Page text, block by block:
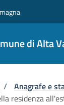
di Alta
pane
/ Anagrafe e
residenza